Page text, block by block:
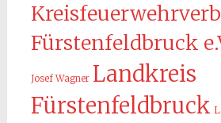
Fürstenfeldbruck
Josef Wagner Landkreis
Fürstenfeldbruck